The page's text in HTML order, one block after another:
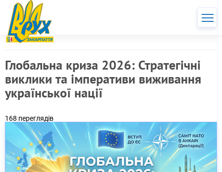
Глобальна криза 2026: Стратегічні
виклики та імперативи виживання
української нації
168 переглядів